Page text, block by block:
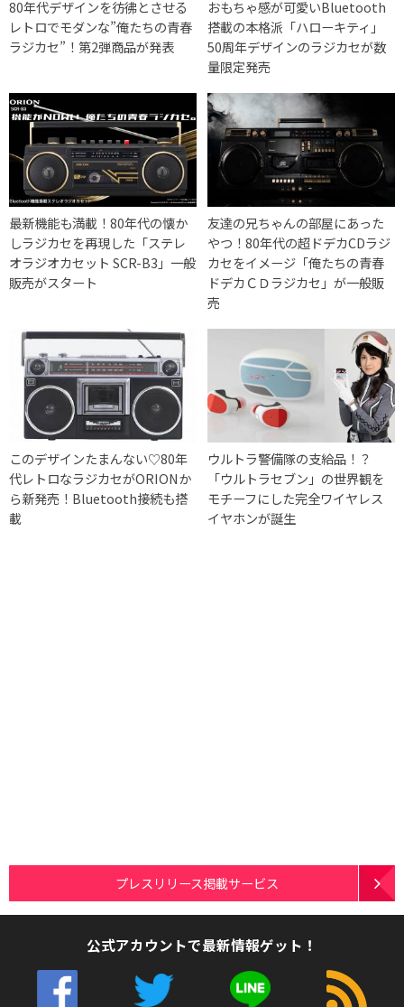
80年代デザインを彷彿とさせる
レトロでモダンな”俺たちの青春
ラジカセ”！第2弾商品が発表
おもちゃ感が可愛いBluetooth
搭載の本格派「ハローキティ」
50周年デザインのラジカセが数
量限定発売
最新機能も満載！80年代の懐か
しラジカセを再現した「ステレ
オラジオカセット SCR-B3」一般
販売がスタート
友達の兄ちゃんの部屋にあった
やつ！80年代の超ドデカCDラジ
カセをイメージ「俺たちの青春
ドデカＣＤラジカセ」が一般販
売
このデザインたまんない♡80年
代レトロなラジカセがORIONか
ら新発売！Bluetooth接続も搭
載
ウルトラ警備隊の支給品！？
「ウルトラセブン」の世界観を
モチーフにした完全ワイヤレス
イヤホンが誕生
プレスリリース掲載サービス
公式アカウントで最新情報ゲット！